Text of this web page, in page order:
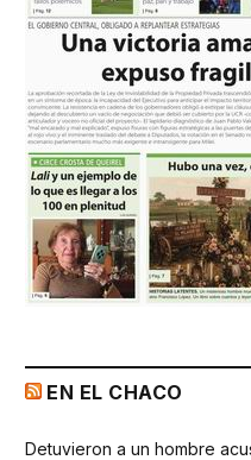
EN EL CHACO
Detuvieron a un hombre